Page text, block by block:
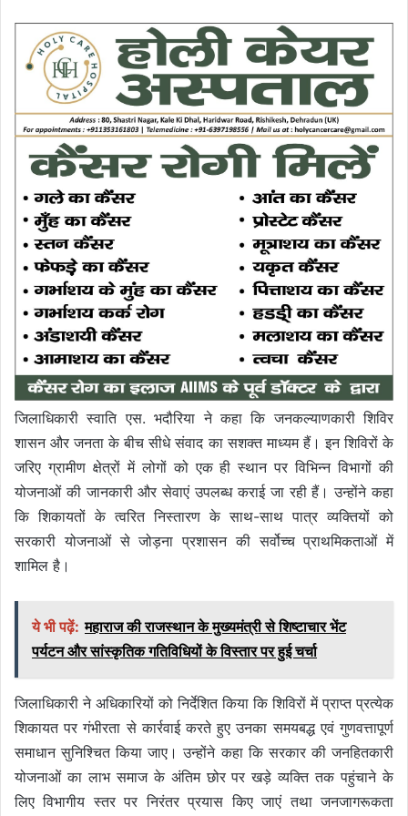
जिलाधिकारी स्वाति एस. भदौरिया ने कहा कि जनकल्याणकारी शिविर
शासन और जनता के बीच सीधे संवाद का सशक्त माध्यम हैं। इन शिविरों के
जरिए ग्रामीण क्षेत्रों में लोगों को एक ही स्थान पर विभिन्न विभागों की
योजनाओं की जानकारी और सेवाएं उपलब्ध कराई जा रही हैं। उन्होंने कहा
कि शिकायतों के त्वरित निस्तारण के साथ-साथ पात्र व्यक्तियों को
सरकारी योजनाओं से जोड़ना प्रशासन की सर्वोच्च प्राथमिकताओं में
शामिल है।
ये भी पढ़ें: महाराज की राजस्थान के मुख्यमंत्री से शिष्टाचार भेंट
पर्यटन और सांस्कृतिक गतिविधियों के विस्तार पर हुई चर्चा
जिलाधिकारी ने अधिकारियों को निर्देशित किया कि शिविरों में प्राप्त प्रत्येक
शिकायत पर गंभीरता से कार्रवाई करते हुए उनका समयबद्ध एवं गुणवत्तापूर्ण
समाधान सुनिश्चित किया जाए। उन्होंने कहा कि सरकार की जनहितकारी
योजनाओं का लाभ समाज के अंतिम छोर पर खड़े व्यक्ति तक पहुंचाने के
लिए विभागीय स्तर पर निरंतर प्रयास किए जाएं तथा जनजागरूकता